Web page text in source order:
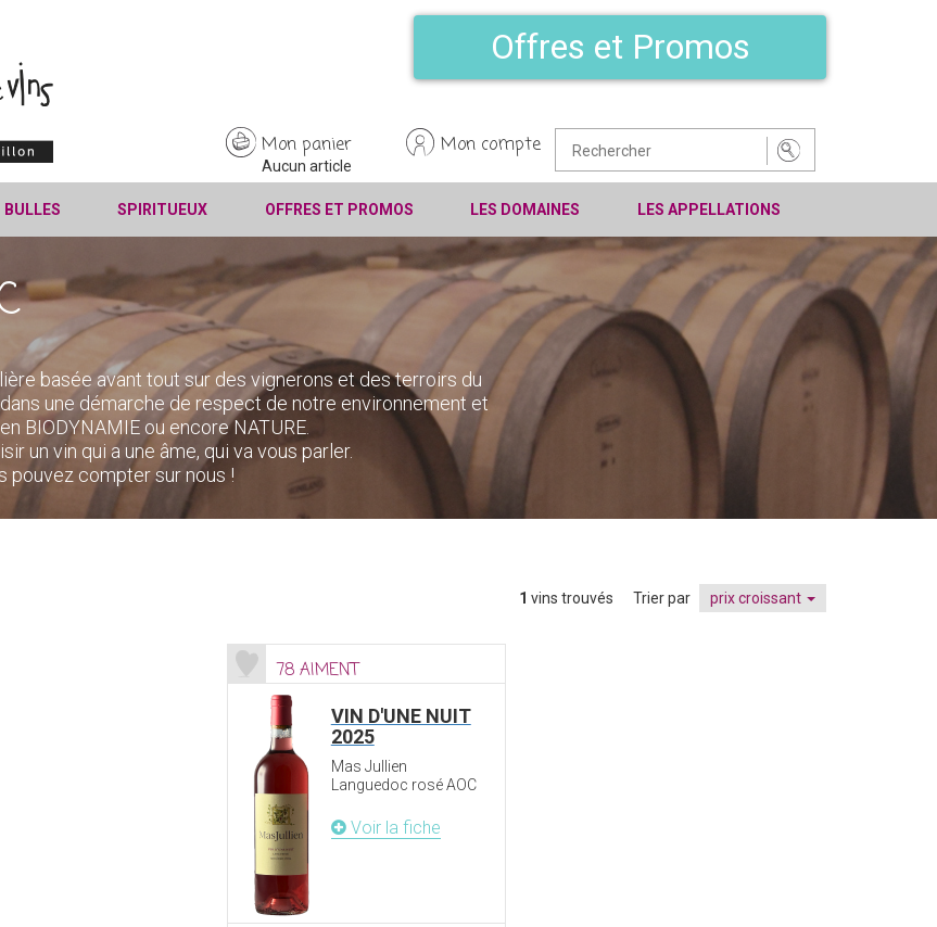
Offres et Promos
Mon panier
Aucun article
Mon compte
BULLES SPIRITUEUX OFFRES ET PROMOS LES DOMAINES LES APPELLATIONS
basée avant tout sur des vignerons et des terroirs du
une démarche de respect de notre environnement et
BIODYNAMIE ou encore NATURE.
un vin qui a une âme, qui va vous parler.
pouvez compter sur nous !
1 vins trouvés Trier par prix croissant
78 AIMENT
VIN D'UNE NUIT
2025
Mas Jullien
Languedoc rosé AOC
Voir la fiche